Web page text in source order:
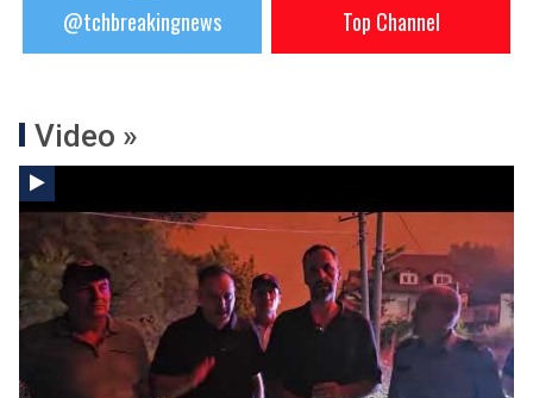
@tchbreakingnews Top Channel
Video »